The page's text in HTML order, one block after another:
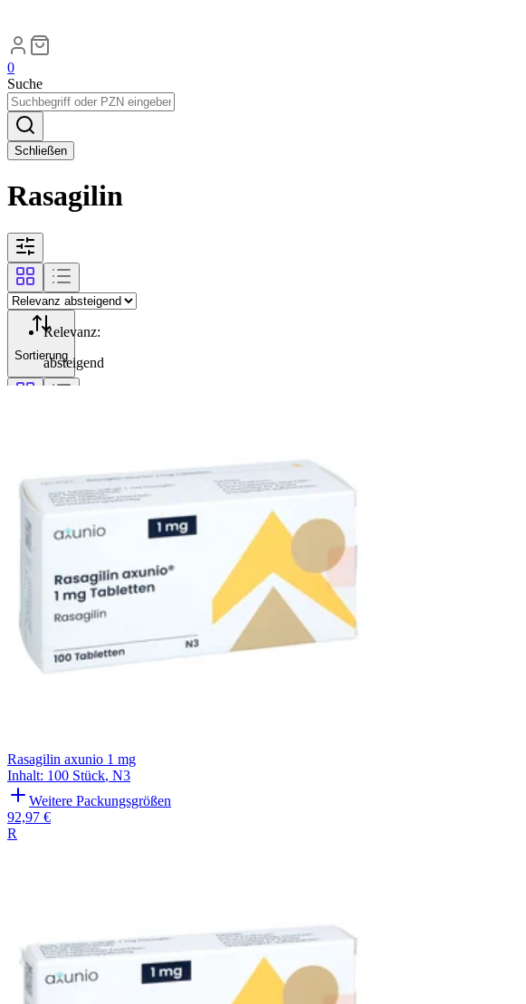
0
Suche
Schließen
Rasagilin
Sortierung
Relevanz:
absteigend
Rasagilin axunio 1 mg
Inhalt: 100 Stück, N3
Weitere Packungsgrößen
92,97 €
R